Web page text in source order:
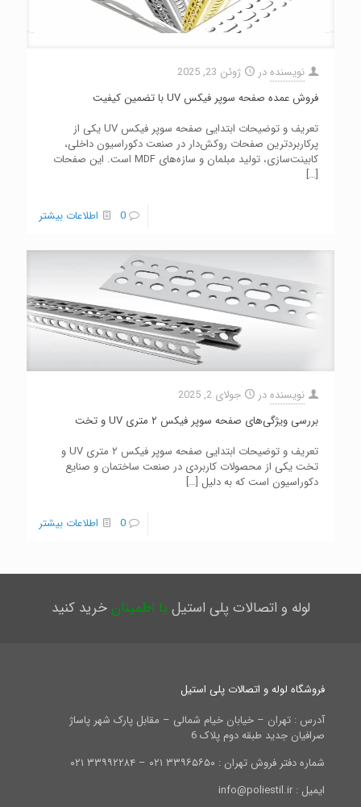
نویسندهدر
ژوئن 23, 2025
فروش عمده صفحه سوپر فیکس UV با تضمین کیفیت
تعریف و توضیحات ابتدایی صفحه سوپر فیکس UV یکی از
پرکاربردترین صفحات روکش‌دار در صنعت دکوراسیون داخلی،
کابینت‌سازی، تولید مبلمان و سازه‌های MDF است. این صفحات
[…]
0 اطلاعات بیشتر
نویسندهدر
جولای 2, 2025
بررسی ویژگی‌های صفحه سوپر فیکس ۲ متری UV و تخت
تعریف و توضیحات ابتدایی صفحه سوپر فیکس ۲ متری UV و
تخت یکی از محصولات کاربردی در صنعت ساختمان و صنایع
دکوراسیون است که به دلیل […]
0 اطلاعات بیشتر
لوله و اتصالات پلی استیل با اطمینانخرید کنید
فروشگاه لوله و اتصالات پلی استیل
آدرس : تهران – خیابان خیام شمالی – مقابل پارک شهر پاساژ
صرافیان جدید طبقه دوم پلاک 6
شماره دفتر فروش تهران : ۳۳۹۶۵۶۵۰ ۰۲۱ – ۳۳۹۹۲۲۸۴ ۰۲۱
ایمیل : info@poliestil.ir